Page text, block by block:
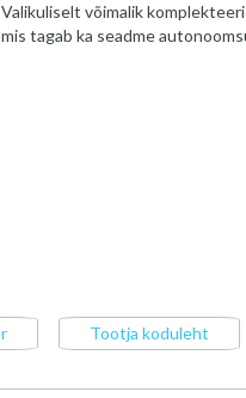
Valikuliselt võimalik
mis tagab ka seadme
Tootja koduleht